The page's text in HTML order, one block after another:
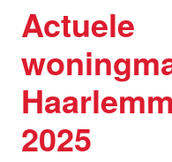
Huis kopen
Onze diensten
Contact
Blog
Actuele
2025